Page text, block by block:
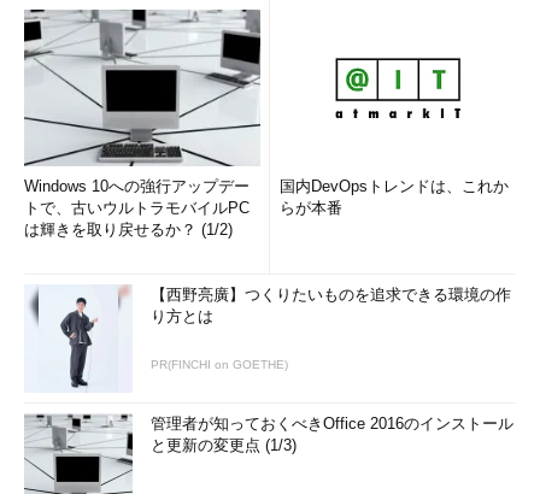
Windows 10への強行アップデー
トで、古いウルトラモバイルPC
は輝きを取り戻せるか？ (1/2)
国内DevOpsトレンドは、これか
らが本番
【西野亮廣】つくりたいものを追求できる環境の作
り方とは
PR(FINCHI on GOETHE)
管理者が知っておくべきOffice 2016のインストール
と更新の変更点 (1/3)